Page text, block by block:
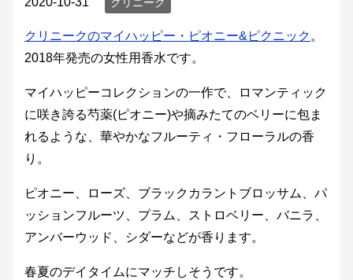
クリニークのマイハッピー・ピオニー&ピクニック 。
2018年発売の女性用香水です。
マイハッピーコレクションの一作で、ロマンティック
に咲き誇る芍薬(ピオニー)や摘みたてのベリーに包ま
れるような、華やかなフルーティ・フローラルの香
り。
ピオニー、ローズ、ブラックカラントブロッサム、パ
ッションフルーツ、プラム、ストロベリー、バニラ、
アンバーウッド、シダーなどが香ります。
春夏のデイタイムにマッチしそうです。